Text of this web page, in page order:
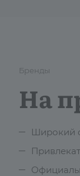
Бренды
На
Широкий